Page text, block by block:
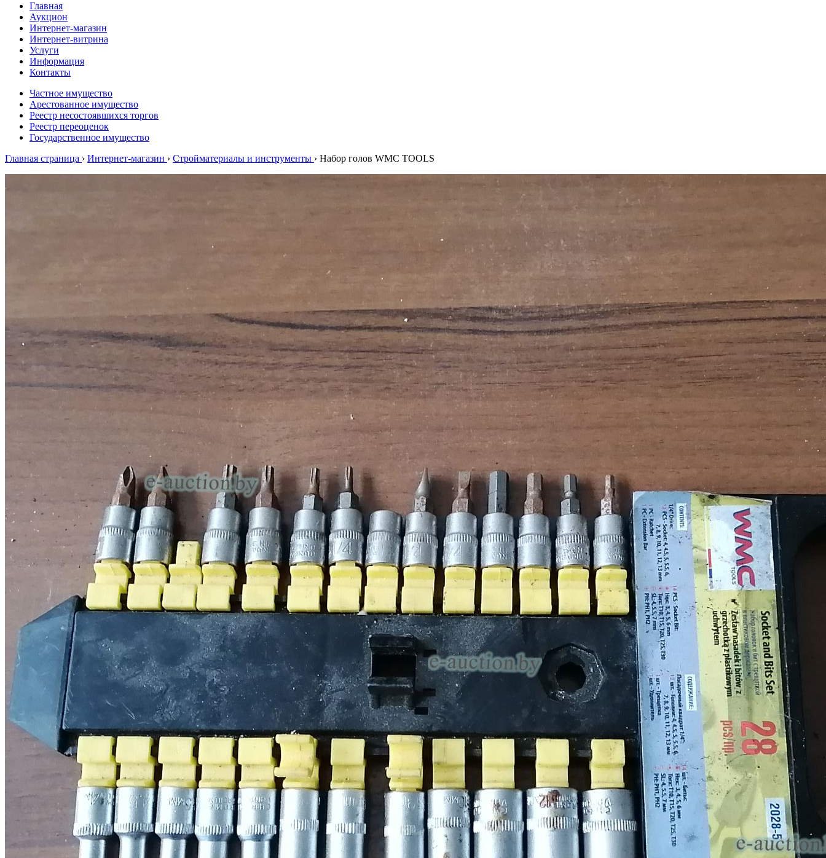
Главная
Аукцион
Интернет-магазин
Интернет-витрина
Услуги
Информация
Контакты
Частное имущество
Арестованное имущество
Реестр несостоявшихся торгов
Реестр переоценок
Государственное имущество
Главная страница › Интернет-магазин › Стройматериалы и инструменты › Набор голов WMC TOOLS